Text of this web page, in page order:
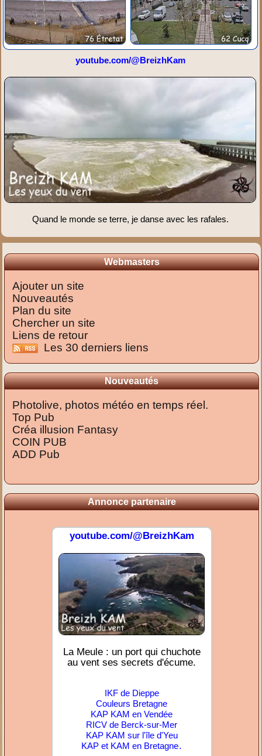
youtube.com/@BreizhKam
Quand le monde se terre, je danse avec les rafales.
Webmasters
Ajouter un site
Nouveautés
Plan du site
Chercher un site
Liens de retour
Les 30 derniers liens
Nouveautés
Photolive, photos météo en temps réel.
Top Pub
Créa illusion Fantasy
COIN PUB
ADD Pub
Annonce partenaire
youtube.com/@BreizhKam
La Meule : un port qui chuchote
au vent ses secrets d'écume.
IKF de Dieppe
Couleurs Bretagne
KAP KAM en Vendée
RICV de Berck-sur-Mer
KAP KAM sur l'île d'Yeu
KAP et KAM en Bretagne.